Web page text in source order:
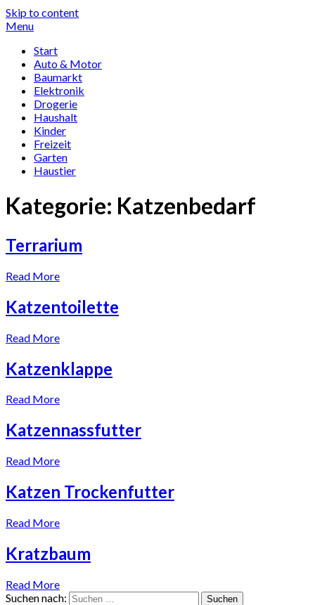
Skip to content
Menu
Start
Auto & Motor
Baumarkt
Elektronik
Drogerie
Haushalt
Kinder
Freizeit
Garten
Haustier
Kategorie: Kat­zen­be­darf
Terrarium
Read More
Katzentoilette
Read More
Katzenklappe
Read More
Katzennassfutter
Read More
Katzen Trockenfutter
Read More
Kratzbaum
Read More
Suchen nach: